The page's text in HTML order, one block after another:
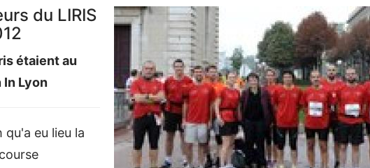
du LIRIS
étaient au
In Lyon
eu lieu la